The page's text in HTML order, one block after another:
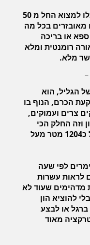
את החדרים והצימרים אתם תוכלו למצוא החל מ 50
בכל מה
ספא או בריכה
רומנטית ומלא
מלא.
הגליל, הוא
הכרם, הנוף בו
צרים ועמוקים,
וזה החלק הכי
גבוה שם הוא מתנשא לגובה של כ1204 מטר מעל
לפי שעה
לראות עשרות
מדהימים שעוד לא
להוציא הון
ברגל או לבצע
מאוד